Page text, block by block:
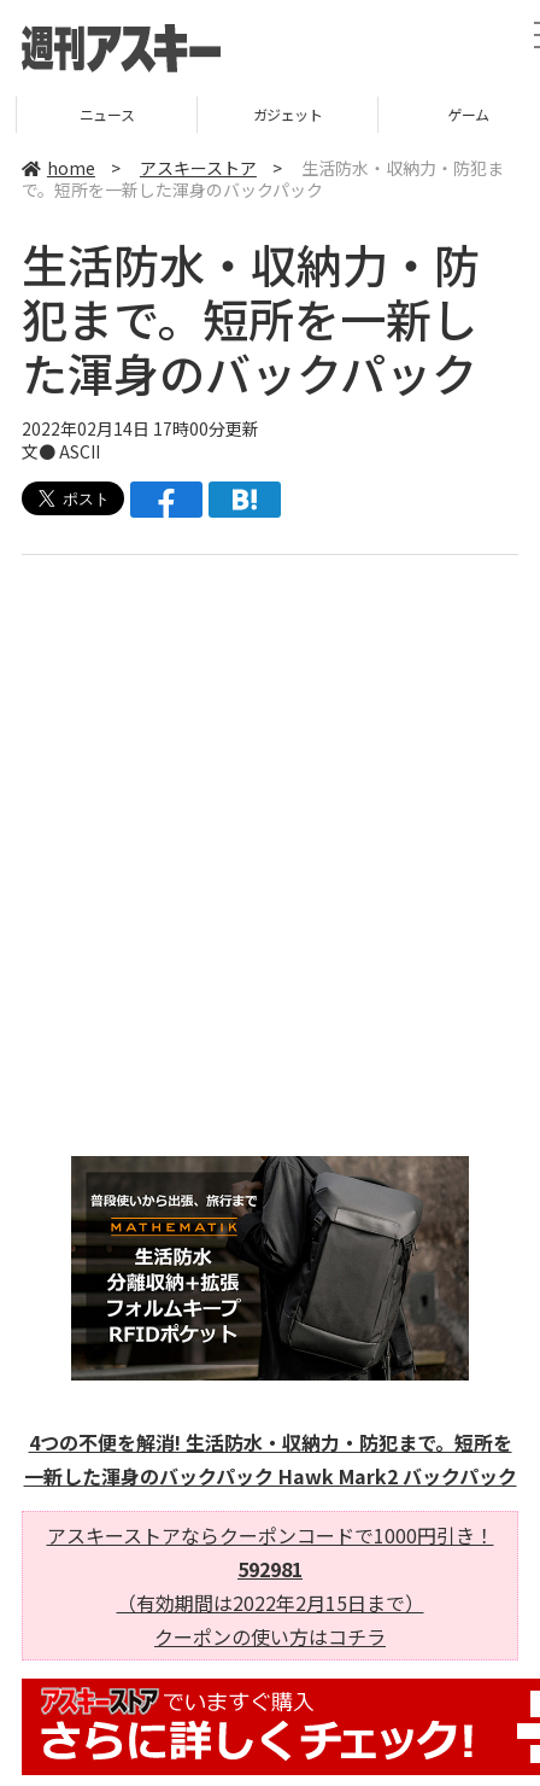
ニュース ガジェット ゲーム
home > アスキーストア >
生活防水・収納力・防犯ま
で。短所を一新した渾身のバックパック
生活防水・収納力・防
犯まで。短所を一新し
た渾身のバックパック
2022年02月14日 17時00分更新
文● ASCII
4つの不便を解消! 生活防水・収納力・防犯まで。短所を
一新した渾身のバックパック Hawk Mark2 バックパック
アスキーストアならクーポンコードで1000円引き！
592981
（有効期間は2022年2月15日まで）
クーポンの使い方はコチラ